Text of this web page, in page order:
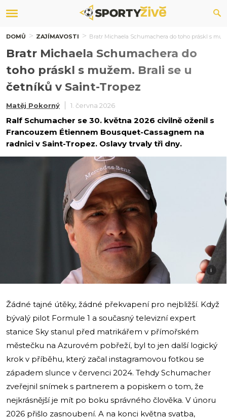
DOMŮ ZAJÍMAVOSTI Bratr Michaela Schumachera do toho práskl s
Bratr Michaela Schumachera do
toho práskl s mužem. Brali se u
četníků v Saint-Tropez
Matěj Pokorný 1. června 2026
Ralf Schumacher se 30. května 2026 civilně oženil s
Francouzem Étiennem Bousquet-Cassagnem na
radnici v Saint-Tropez. Oslavy trvaly tři dny.
i
Žádné tajné útěky, žádné překvapení pro nejbližší. Když
bývalý pilot Formule 1 a současný televizní expert
stanice Sky stanul před matrikářem v přímořském
městečku na Azurovém pobřeží, byl to jen další logický
krok v příběhu, který začal instagramovou fotkou se
západem slunce v červenci 2024. Tehdy Schumacher
zveřejnil snímek s partnerem a popiskem o tom, že
nejkrásnější je mít po boku správného člověka. V únoru
2026 přišlo zasnoubení. A na konci května svatba,